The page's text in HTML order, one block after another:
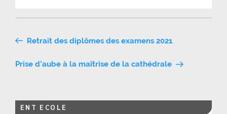
Navigation
de
Retrait des diplômes des examens 2021
Prise d’aube à la maîtrise de la cathédrale
ENT ECOLE